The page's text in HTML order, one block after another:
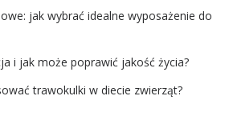
jak wybrać idealne wyposażenie do
i jak może poprawić jakość życia?
trawokulki w diecie zwierząt?